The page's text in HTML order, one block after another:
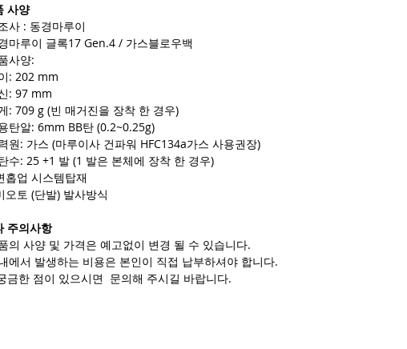
사양
사 : 동경마루이
마루이 글록17 Gen.4 / 가스블로우백
사양:
: 202 mm
: 97 mm
: 709 g (빈 매거진을 장착 한 경우)
탄알: 6mm BB탄 (0.2~0.25g)
원: 가스 (마루이사 건파워 HFC134a가스 사용권장)
수: 25 +1 발 (1 발은 본체에 장착 한 경우)
홉업 시스템탑재
오토 (단발) 발사방식
주의사항
의 사양 및 가격은 예고없이 변경 될 수 있습니다.
에서 발생하는 비용은 본인이 직접 납부하셔야 합니다.
금한 점이 있으시면 문의해 주시길 바랍니다.